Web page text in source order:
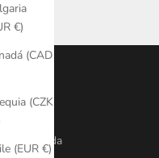
€)
(CAD
(CZK
(EUR €)
LINKS
Búsqueda